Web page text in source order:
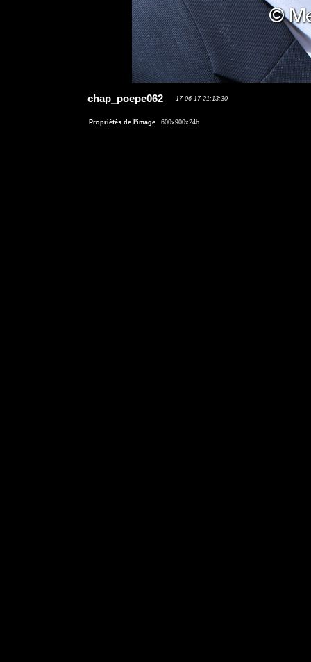
chap_poepe062 17-06-17 21:13:30
Propriétés de l'image 600x900x24b